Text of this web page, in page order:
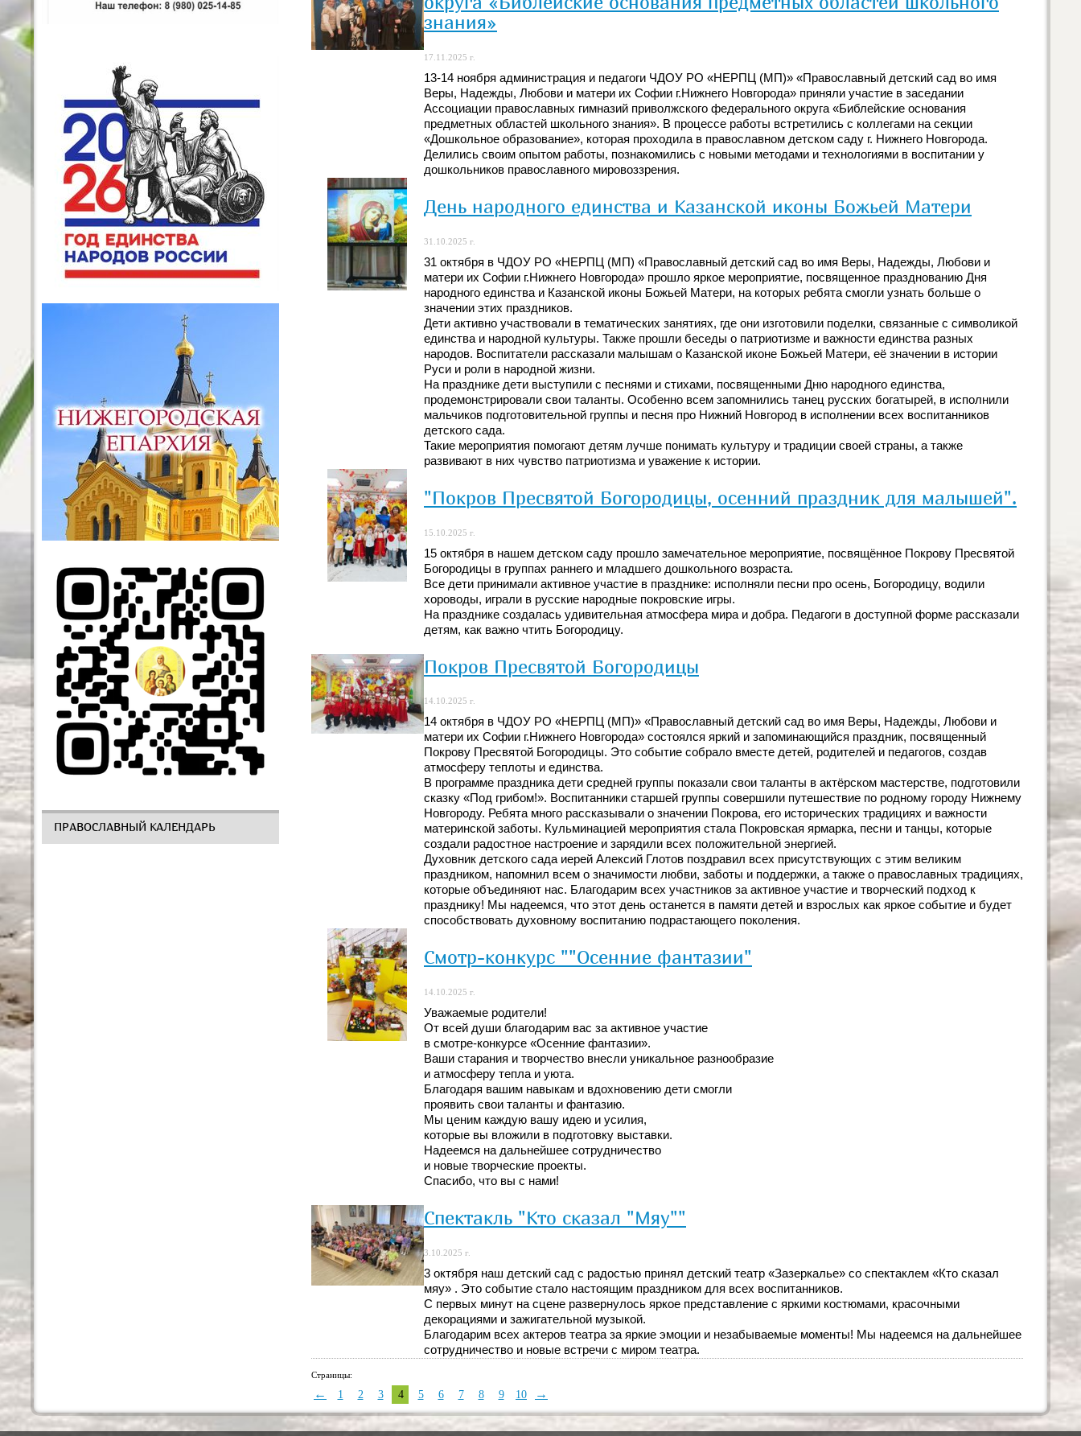
ПРАВОСЛАВНЫЙ КАЛЕНДАРЬ
знания»
17.11.2025 г.
13-14 ноября администрация и педагоги ЧДОУ РО «НЕРПЦ (МП)» «Православный детский сад во имя
Веры, Надежды, Любови и матери их Софии г.Нижнего Новгорода» приняли участие в заседании
Ассоциации православных гимназий приволжского федерального округа «Библейские основания
предметных областей школьного знания». В процессе работы встретились с коллегами на секции
«Дошкольное образование», которая проходила в православном детском саду г. Нижнего Новгорода.
Делились своим опытом работы, познакомились с новыми методами и технологиями в воспитании у
дошкольников православного мировоззрения.
День народного единства и Казанской иконы Божьей Матери
31.10.2025 г.
31 октября в ЧДОУ РО «НЕРПЦ (МП) «Православный детский сад во имя Веры, Надежды, Любови и
матери их Софии г.Нижнего Новгорода» прошло яркое мероприятие, посвященное празднованию Дня
народного единства и Казанской иконы Божьей Матери, на которых ребята смогли узнать больше о
значении этих праздников.
Дети активно участвовали в тематических занятиях, где они изготовили поделки, связанные с символикой
единства и народной культуры. Также прошли беседы о патриотизме и важности единства разных
народов. Воспитатели рассказали малышам о Казанской иконе Божьей Матери, её значении в истории
Руси и роли в народной жизни.
На празднике дети выступили с песнями и стихами, посвященными Дню народного единства,
продемонстрировали свои таланты. Особенно всем запомнились танец русских богатырей, в исполнили
мальчиков подготовительной группы и песня про Нижний Новгород в исполнении всех воспитанников
детского сада.
Такие мероприятия помогают детям лучше понимать культуру и традиции своей страны, а также
развивают в них чувство патриотизма и уважение к истории.
"Покров Пресвятой Богородицы, осенний праздник для малышей".
15.10.2025 г.
15 октября в нашем детском саду прошло замечательное мероприятие, посвящённое Покрову Пресвятой
Богородицы в группах раннего и младшего дошкольного возраста.
Все дети принимали активное участие в празднике: исполняли песни про осень, Богородицу, водили
хороводы, играли в русские народные покровские игры.
На празднике создалась удивительная атмосфера мира и добра. Педагоги в доступной форме рассказали
детям, как важно чтить Богородицу.
Покров Пресвятой Богородицы
14.10.2025 г.
14 октября в ЧДОУ РО «НЕРПЦ (МП)» «Православный детский сад во имя Веры, Надежды, Любови и
матери их Софии г.Нижнего Новгорода» состоялся яркий и запоминающийся праздник, посвященный
Покрову Пресвятой Богородицы. Это событие собрало вместе детей, родителей и педагогов, создав
атмосферу теплоты и единства.
В программе праздника дети средней группы показали свои таланты в актёрском мастерстве, подготовили
сказку «Под грибом!». Воспитанники старшей группы совершили путешествие по родному городу Нижнему
Новгороду. Ребята много рассказывали о значении Покрова, его исторических традициях и важности
материнской заботы. Кульминацией мероприятия стала Покровская ярмарка, песни и танцы, которые
создали радостное настроение и зарядили всех положительной энергией.
Духовник детского сада иерей Алексий Глотов поздравил всех присутствующих с этим великим
праздником, напомнил всем о значимости любви, заботы и поддержки, а также о православных традициях,
которые объединяют нас. Благодарим всех участников за активное участие и творческий подход к
празднику! Мы надеемся, что этот день останется в памяти детей и взрослых как яркое событие и будет
способствовать духовному воспитанию подрастающего поколения.
Смотр-конкурс ""Осенние фантазии"
14.10.2025 г.
Уважаемые родители!
От всей души благодарим вас за активное участие
в смотре-конкурсе «Осенние фантазии».
Ваши старания и творчество внесли уникальное разнообразие
и атмосферу тепла и уюта.
Благодаря вашим навыкам и вдохновению дети смогли
проявить свои таланты и фантазию.
Мы ценим каждую вашу идею и усилия,
которые вы вложили в подготовку выставки.
Надеемся на дальнейшее сотрудничество
и новые творческие проекты.
Спасибо, что вы с нами!
Спектакль "Кто сказал "Мяу""
3.10.2025 г.
3 октября наш детский сад с радостью принял детский театр «Зазеркалье» со спектаклем «Кто сказал
мяу» . Это событие стало настоящим праздником для всех воспитанников.
С первых минут на сцене развернулось яркое представление с яркими костюмами, красочными
декорациями и зажигательной музыкой.
Благодарим всех актеров театра за яркие эмоции и незабываемые моменты! Мы надеемся на дальнейшее
сотрудничество и новые встречи с миром театра.
Страницы:
← 1 2 3 4 5 6 7 8 9 10 →